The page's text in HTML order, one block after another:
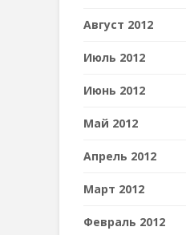
Август 2012
Июль 2012
Июнь 2012
Май 2012
Апрель 2012
Март 2012
Февраль 2012